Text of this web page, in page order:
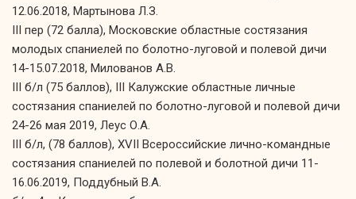
12.06.2018, Мартынова Л.З.
III пер (72 балла), Московские областные состязания
молодых спаниелей по болотно-луговой и полевой дичи
14-15.07.2018, Милованов А.В.
III б/л (75 баллов), III Калужские областные личные
состязания спаниелей по болотно-луговой и полевой дичи
24-26 мая 2019, Леус О.А.
III б/л, (78 баллов), XVII Всероссийские лично-командные
состязания спаниелей по полевой и болотной дичи 11-
16.06.2019, Поддубный В.А.